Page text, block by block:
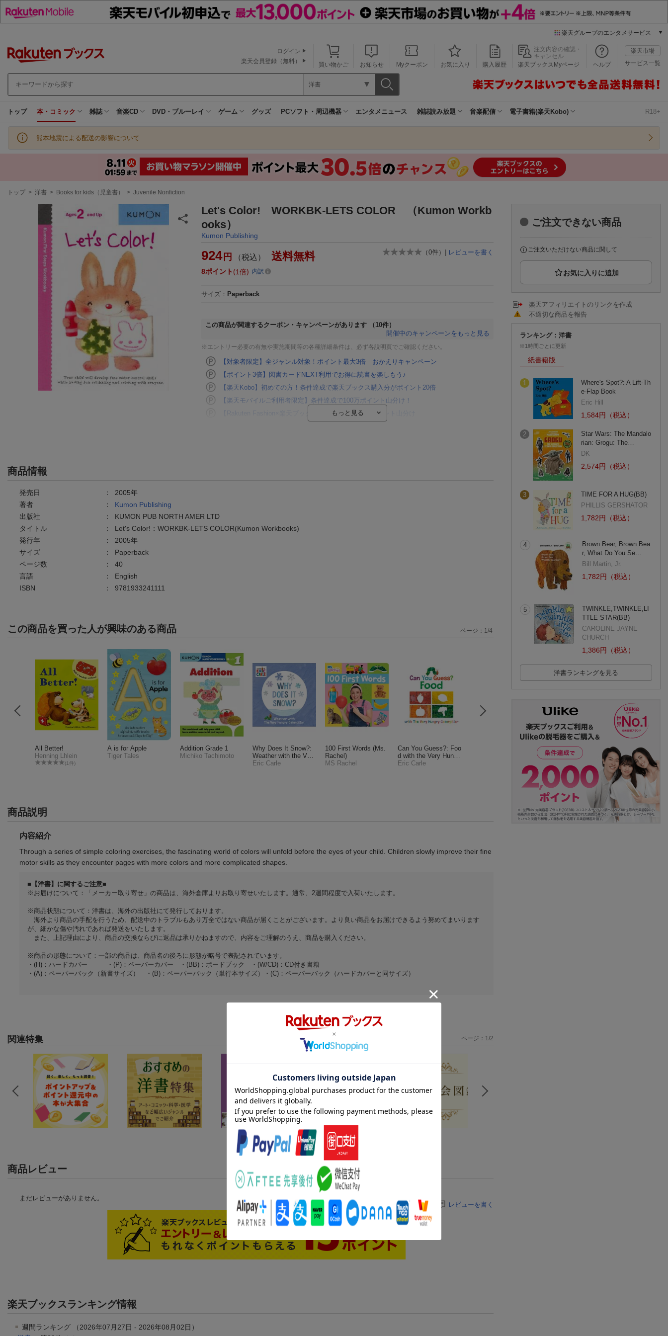
楽天グループのエンタメサービス
本/ゲーム/CD/DVD
楽天ブックス
楽天Kobo
楽天チケット
エンタメニュース
推し楽
買い物かご お知らせ Myクーポン お気に入り 購入履歴
注文内容の確認・
キャンセル
楽天ブックスMyページ
ヘルプ
楽天市場
サービス一覧
ログイン
楽天会員登録（無料）
洋書
トップ 本・コミック 雑誌 音楽CD DVD・ブルーレイ ゲーム グッズ PCソフト・周辺機器 エンタメニュース 雑誌読み放題 音楽配信 電子書籍(楽天Kobo) R18+
熊本地震による配送の影響について
現
トップ > 洋書 > Books for kids（児童書） > Juvenile Nonfiction
Let's Color! WORKBK-LETS COLOR （Kumon Workb
ooks）
Kumon Publishing
（0件） | レビューを書く
924 円 （税込） 送料無料
8ポイント 1倍 内訳
サイズ ： Paperback
この商品が関連するクーポン・キャンペーンがあります
（10件）
開催中のキャンペーンをもっと見る
※エントリー必要の有無や実施期間等の各種詳細条件は、必ず各説明頁でご確認ください。
【対象者限定】全ジャンル対象！ポイント最大3倍 おかえりキャンペーン
【ポイント3倍】図書カードNEXT利用でお得に読書を楽しもう♪
【楽天Kobo】初めての方！条件達成で楽天ブックス購入分がポイント20倍
【楽天モバイルご利用者限定】条件達成で100万ポイント山分け！
【Rakuten Fashion×楽天ブックス】条件達成で10万ポイント山分け
商品情報
発売日 ： 2005年
著者
： Kumon Publishing
出版社
： KUMON PUB NORTH AMER LTD
タイトル
： Let's Color!：WORKBK-LETS COLOR(Kumon Workbooks)
発行年
： 2005年
サイズ
： Paperback
ページ数
： 40
言語
： English
ISBN
： 9781933241111
この商品を買った人が興味のある商品
All Better!
Henning Lhlein
(1件)
A is for Apple
Tiger Tales
Addition Grade 1
Michiko Tachimoto
Why Does It Snow?:
Weather with the Very
Hungry Caterpillar
Eric Carle
100 First Words (Ms.
Rachel)
MS Rachel
Can You Guess?: Foo
d with the Very Hungr
y Caterpillar
Eric Carle
race and Flaps to Fli
Doctor Maisy
Lucy Cousins
100てんキッズ
つカード 改定版
久野泰可
(1件)
ページ： 1 /4
商品説明
内容紹介
Through a series of simple coloring exercises, the fascinating world of colors will unfold before the eyes of your child. Children slowly improve their fine
motor skills as they encounter pages with more colors and more complicated shapes.
■【洋書】に関するご注意■
※お届けについて：「メーカー取り寄せ」の商品は、海外倉庫よりお取り寄せいたします。通常、2週間程度で入荷いたします。
※商品状態について：洋書は、海外の出版社にて発行しております。
海外より商品の手配を行うため、配送中のトラブルもあり万全ではない商品が届くことがございます。より良い商品をお届けできるよう努めてまいります
が、細かな傷や汚れであれば発送をいたします。
また、上記理由により、商品の交換ならびに返品は承りかねますので、内容をご理解のうえ、商品を購入ください。
※商品の形態について：一部の商品は、商品名の後ろに形態が略号で表記されています。
・(H)：ハードカバー ・(P)：ペーパーカバー ・(BB)：ボードブック ・(W/CD)：CD付き書籍
・(A)：ペーパーバック（新書サイズ） ・(B)：ペーパーバック（単行本サイズ）・(C)：ペーパーバック（ハードカバーと同サイズ）
関連特集 ページ：1/2
商品レビュー
まだレビューがありません。
レビューを書く
楽天ブックスランキング情報
週間ランキング （2026年07月27日 - 2026年08月02日）
ご注文できない商品
ご注文いただけない商品に関して
楽天アフィリエイトのリンクを作成
不適切な商品を報告
ランキング：洋書
※1時間ごとに更新
紙書籍版
1
Where's Spot?: A Lift-Th
e-Flap Book
Eric Hill
1,584円（税込）
2
Star Wars: The Mandalo
rian: Grogu: The…
DK
2,574円（税込）
3
TIME FOR A HUG(BB)
PHILLIS GERSHATOR
1,782円（税込）
4
Brown Bear, Brown Bea
r, What Do You Se…
Bill Martin, Jr.
1,782円（税込）
5
TWINKLE,TWINKLE,LI
TTLE STAR(BB)
CAROLINE JAYNE
CHURCH
1,386円（税込）
洋書ランキングを見る